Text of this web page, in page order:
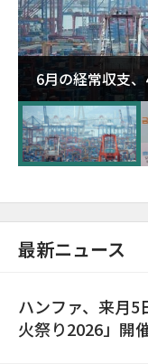
6月の経常収支
が初の1000億ド
最新ニュース
ハンファ、来月5
火祭り2026」開